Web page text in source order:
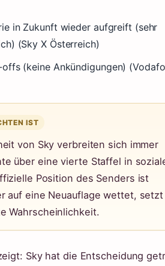
in Zukunft wieder aufgreift (sehr
(Sky X Österreich)
(keine Ankündigungen)
IST
von Sky verbreiten sich immer
über eine vierte Staffel in
Position des Senders ist
auf eine Neuauflage wettet,
Wahrscheinlichkeit.
Sky hat die Entscheidung